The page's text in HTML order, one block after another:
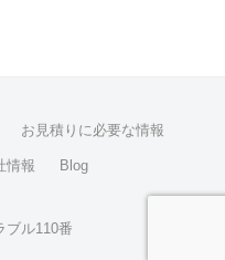
お見積りに必要な情報
情報 Blog
ブル110番